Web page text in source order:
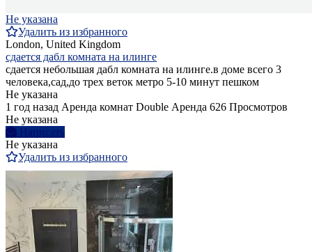
Не указана
Удалить из избранного
London, United Kingdom
сдается дабл комната на илинге
сдается небольшая дабл комната на илинге.в доме всего 3
человека,сад,до трех веток метро 5-10 минут пешком
Не указана
1 год назад Аренда комнат Double Аренда 626 Просмотров
Не указана
Написать
Не указана
Удалить из избранного